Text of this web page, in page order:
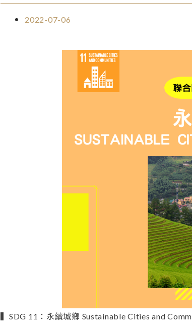
2022-07-06
▍SDG 11：永續城鄉 Sustainable Cities and